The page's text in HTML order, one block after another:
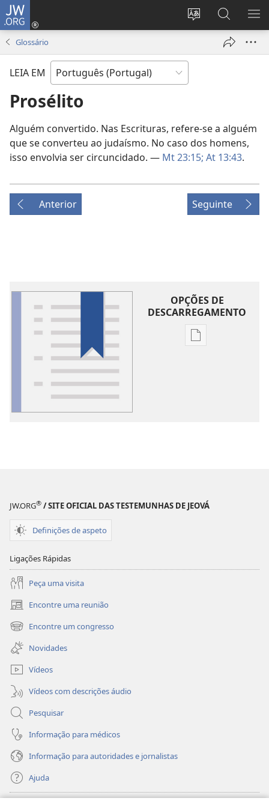
JW.ORG
Alterar
Entrar
(abre
janela)
Pesquisar
no
Site
Glossário
LEIA EM
Prosélito
Alguém convertido. Nas Escrituras, refere-se a alguém
que se converteu ao judaísmo. No caso dos homens,
isso envolvia ser circuncidado. — Mt 23:15; At 13:43.
Anterior Seguinte
OPÇÕES DE
DESCARREGAMENTO
Opções
JW.ORG® / SITE OFICIAL DAS TESTEMUNHAS DE JEOVÁ
Definições de aspeto
Ligações Rápidas
Peça uma visita
Encontre uma reunião
(abre
uma
nova
janela)
Encontre um congresso
(abre
uma
nova
janela)
Novidades
Vídeos
Vídeos com descrições áudio
Pesquisar
Informação para médicos
Informação para autoridades e jornalistas
Ajuda